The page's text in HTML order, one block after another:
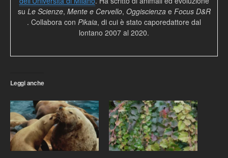
su Le Scienze, Mente e Cervello, Oggiscienzae Focus D&R
. Collabora con Pikaia, di cui è stato caporedattore dal
lontano 2007 al 2020.
Leggi anche